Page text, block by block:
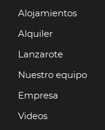
Alojamientos
Alquiler
Lanzarote
Nuestro equipo
Empresa
Videos